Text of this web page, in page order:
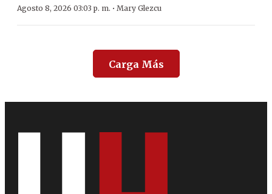
Agosto 8, 2026 03:03 p. m. · Mary Glezcu
Carga Más